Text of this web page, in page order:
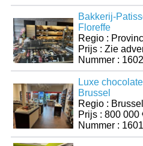
Bakkerij-
Floreffe
Regio :
Prijs : Zie
Nummer :
Luxe
Brussel
Regio :
Prijs : 800 000
Nummer :